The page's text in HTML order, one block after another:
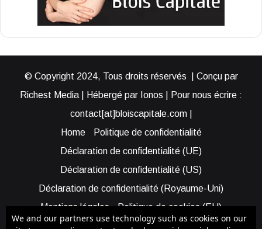
© Copyright 2024, Tous droits réservés | Conçu par
Richest Media | Hébergé par Ionos | Pour nous écrire :
contact[at]bloiscapitale.com |
Home
Politique de confidentialité
Déclaration de confidentialité (UE)
Déclaration de confidentialité (US)
Déclaration de confidentialité (Royaume-Uni)
Mentions légales
Politique de cookies (EU)
Cookie Policy (AUS)
Cookie Policy (US)
We and our partners use technology such as cookies on our